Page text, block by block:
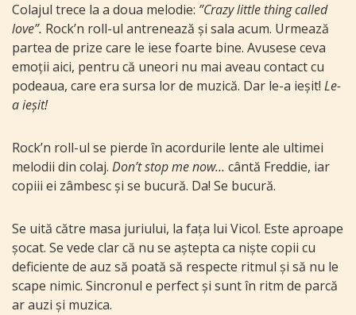
Colajul trece la a doua melodie: ”Crazy little thing called
love”. Rock’n roll-ul antrenează și sala acum. Urmează
partea de prize care le iese foarte bine. Avusese ceva
emoții aici, pentru că uneori nu mai aveau contact cu
podeaua, care era sursa lor de muzică. Dar le-a ieșit! Le-
a ieșit!
Rock’n roll-ul se pierde în acordurile lente ale ultimei
melodii din colaj. Don’t stop me now… cântă Freddie, iar
copiii ei zâmbesc și se bucură. Da! Se bucură.
Se uită către masa juriului, la fața lui Vicol. Este aproape
șocat. Se vede clar că nu se aștepta ca niște copii cu
deficiente de auz să poată să respecte ritmul și să nu le
scape nimic. Sincronul e perfect și sunt în ritm de parcă
ar auzi și muzica.